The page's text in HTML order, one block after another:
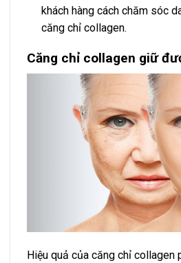
khách hàng cách chăm sóc
căng chỉ collagen.
Căng chỉ collagen giữ
Hiệu quả của căng chỉ collagen